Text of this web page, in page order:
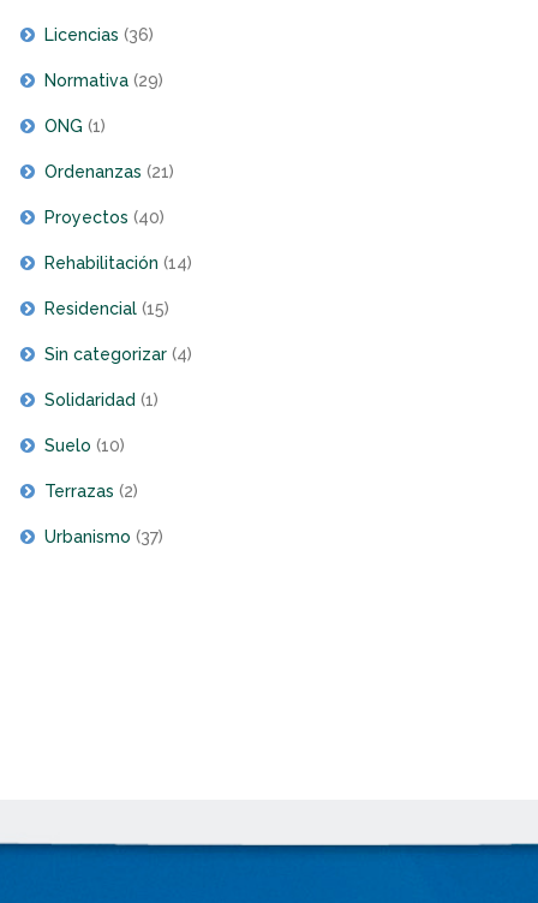
Licencias (36)
Normativa (29)
ONG (1)
Ordenanzas (21)
Proyectos (40)
Rehabilitación (14)
Residencial (15)
Sin categorizar (4)
Solidaridad (1)
Suelo (10)
Terrazas (2)
Urbanismo (37)